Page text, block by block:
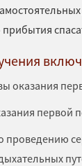
оказания
первой
проведению